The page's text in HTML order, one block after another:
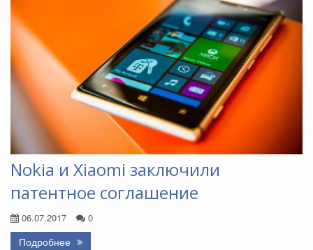
Nokia и Xiaomi заключили
патентное соглашение
06.07.2017 0
Подробнее